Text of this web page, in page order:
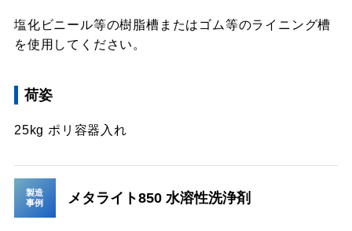
塩化ビニール等の樹脂槽またはゴム等のライニング槽
を使用してください。
荷姿
25kg ポリ容器入れ
製造
事例
メタライト850 水溶性洗浄剤